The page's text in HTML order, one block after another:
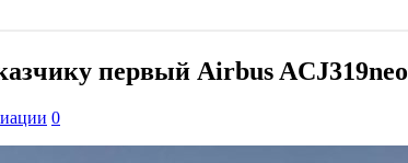
первый Airbus ACJ319neo
0